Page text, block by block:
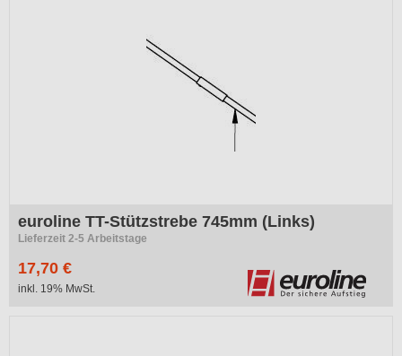
euroline TT-Stützstrebe 745mm (Links)
Lieferzeit 2-5 Arbeitstage
17,70 €
inkl. 19% MwSt.